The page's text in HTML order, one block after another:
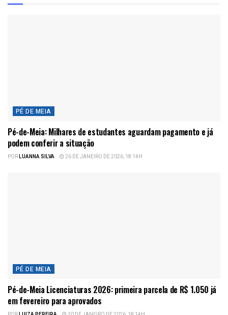
PÉ DE MEIA
Pé-de-Meia: Milhares de estudantes aguardam pagamento e já
podem conferir a situação
PORLUANNA SILVA 26 DE JANEIRO DE 2026, 18:14H
PÉ DE MEIA
Pé-de-Meia Licenciaturas 2026: primeira parcela de R$ 1.050 já
em fevereiro para aprovados